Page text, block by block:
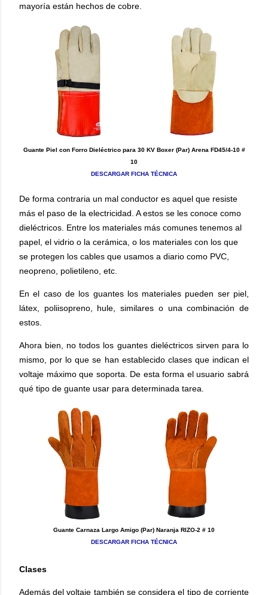
mayoría están hechos de cobre.
Guante Piel con Forro Dieléctrico para 30 KV Boxer (Par) Arena FD45/4-10 #
10
DESCARGAR FICHA TÉCNICA
De forma contraria un mal conductor es aquel que resiste
más el paso de la electricidad. A estos se les conoce como
dieléctricos. Entre los materiales más comunes tenemos al
papel, el vidrio o la cerámica, o los materiales con los que
se protegen los cables que usamos a diario como PVC,
neopreno, polietileno, etc.
En el caso de los guantes los materiales pueden ser piel,
látex, poliisopreno, hule, similares o una combinación de
estos.
Ahora bien, no todos los guantes dieléctricos sirven para lo
mismo, por lo que se han establecido clases que indican el
voltaje máximo que soporta. De esta forma el usuario sabrá
qué tipo de guante usar para determinada tarea.
Guante Carnaza Largo Amigo (Par) Naranja RIZO-2 # 10
DESCARGAR FICHA TÉCNICA
Clases
Además del voltaje también se considera el tipo de corriente